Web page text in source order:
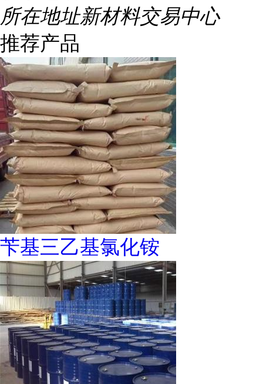
所在地址新材料交易中心
推荐产品
苄基三乙基氯化铵